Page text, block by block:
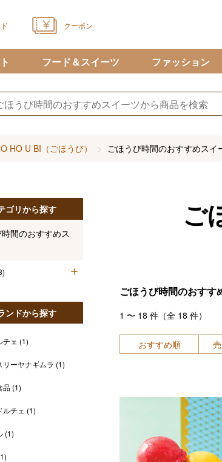
クーポン
フード＆スイーツ ファッション
HO U BI（ごほうび） ごほうび時間のおすすめスイ
ご
ごほうび時間のおすす
1 〜 18 件（全 18 件）
おすすめ順
ゴリから探す
間のおすすめス
ンドから探す
チェ (1)
リーヤナギムラ (1)
品 (1)
ルチェ (1)
(1)